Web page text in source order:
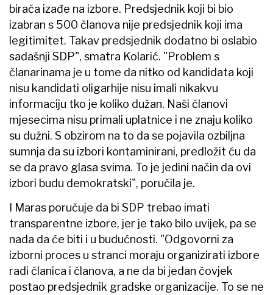
birača izađe na izbore. Predsjednik koji bi bio
izabran s 500 članova nije predsjednik koji ima
legitimitet. Takav predsjednik dodatno bi oslabio
sadašnji SDP", smatra Kolarić. "Problem s
članarinama je u tome da nitko od kandidata koji
nisu kandidati oligarhije nisu imali nikakvu
informaciju tko je koliko dužan. Naši članovi
mjesecima nisu primali uplatnice i ne znaju koliko
su dužni. S obzirom na to da se pojavila ozbiljna
sumnja da su izbori kontaminirani, predložit ću da
se da pravo glasa svima. To je jedini način da ovi
izbori budu demokratski", poručila je.
I Maras poručuje da bi SDP trebao imati
transparentne izbore, jer je tako bilo uvijek, pa se
nada da će biti i u budućnosti. "Odgovorni za
izborni proces u stranci moraju organizirati izbore
radi članica i članova, a ne da bi jedan čovjek
postao predsjednik gradske organizacije. To se ne